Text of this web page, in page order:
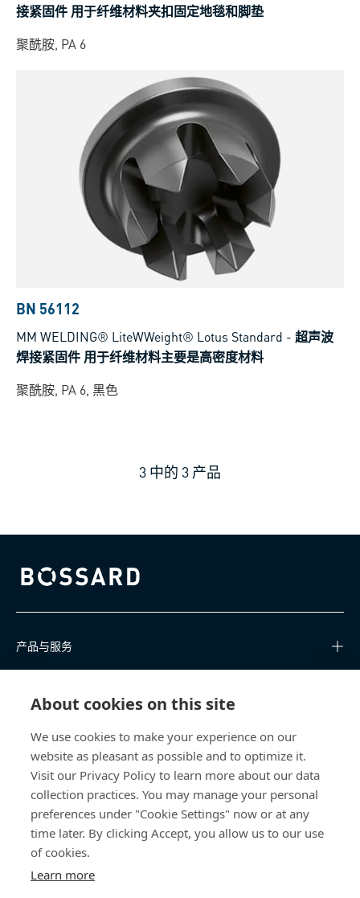
About cookies on this site
We use cookies to make your experience on our
website as pleasant as possible and to optimize it.
Visit our Privacy Policy to learn more about our data
collection practices. You may manage your personal
preferences under "Cookie Settings" now or at any
time later. By clicking Accept, you allow us to our use
of cookies.
Learn more
接紧固件 用于纤维材料夹扣固定地毯和脚垫
聚酰胺, PA 6
BN 56112
MM WELDING® LiteWWeight® Lotus Standard - 超声波
焊接紧固件 用于纤维材料主要是高密度材料
聚酰胺, PA 6, 黑色
3 中的 3 产品
Bossard homepage
产品与服务
关于我们
联系我们
china@bossard.com